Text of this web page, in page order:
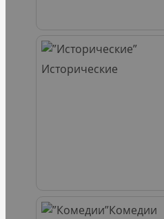
Исторические
Комедии